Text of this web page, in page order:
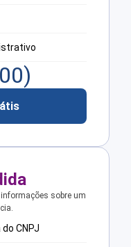
)
sobre um
CNPJ